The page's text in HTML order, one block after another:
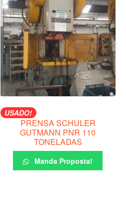
USADO!
PRENSA SCHULER
GUTMANN PNR 110
TONELADAS
Manda Proposta!